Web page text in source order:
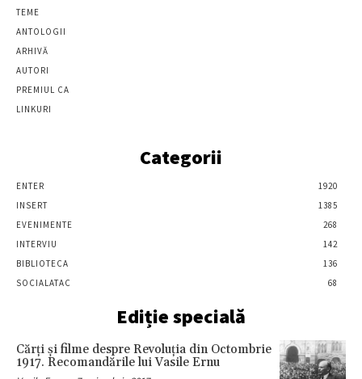
TEME
ANTOLOGII
ARHIVĂ
AUTORI
PREMIUL CA
LINKURI
Categorii
ENTER
1920
INSERT
1385
EVENIMENTE
268
INTERVIU
142
BIBLIOTECA
136
SOCIALATAC
68
Ediție specială
Cărţi şi filme despre Revoluţia din Octombrie
1917. Recomandările lui Vasile Ernu